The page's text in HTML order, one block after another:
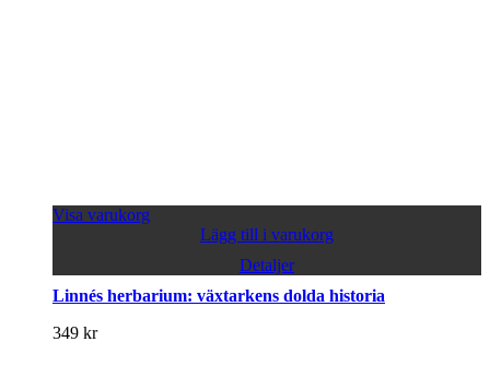
Visa varukorg
Lägg till i varukorg
Detaljer
Linnés herbarium: växtarkens dolda historia
349 kr